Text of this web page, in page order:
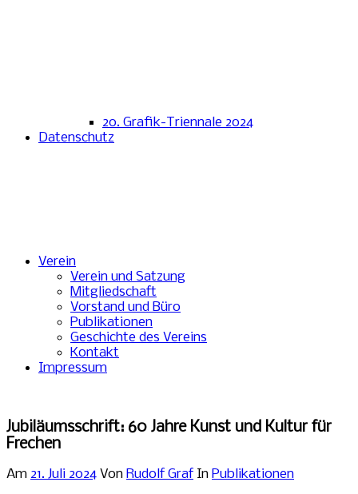
20. Grafik-Triennale 2024
Datenschutz
Verein
Verein und Satzung
Mitgliedschaft
Vorstand und Büro
Publikationen
Geschichte des Vereins
Kontakt
Impressum
Jubiläumsschrift: 60 Jahre Kunst und Kultur für
Frechen
Am 21. Juli 2024 Von Rudolf Graf In Publikationen